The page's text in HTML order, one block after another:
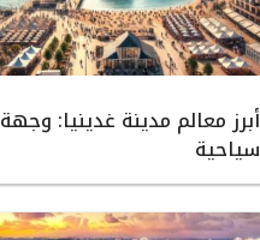
أبرز معالم مدينة غدينيا: وجهة
سياحية